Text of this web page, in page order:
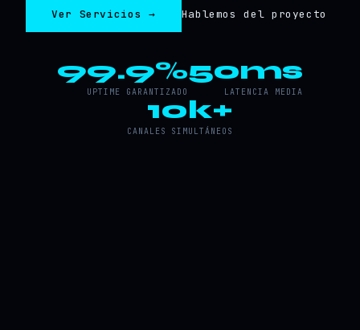
Ver Servicios → Hablemos del proyecto
99.9%
UPTIME GARANTIZADO
50ms
LATENCIA MEDIA
10k+
CANALES SIMULTÁNEOS